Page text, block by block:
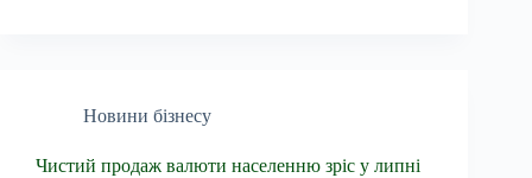
Новини бізнесу
Чистий продаж валюти населенню зріс у липні